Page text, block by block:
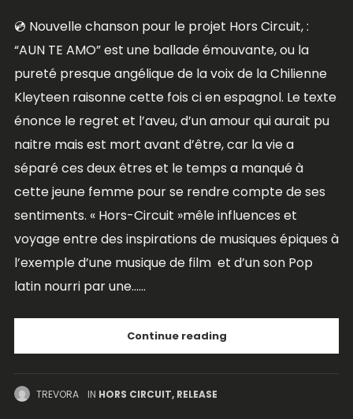
💿 Nouvelle chanson pour le projet Hors Circuit, :
“AUN TE AMO” est une ballade émouvante, ou la
pureté presque angélique de la voix de la Chilienne
Kleyteen raisonne cette fois ci en espagnol. Le texte
énonce le regret et l’aveu, d’un amour qui aurait pu
naitre mais est mort avant d’être, car la vie a
séparé ces deux êtres et le temps a manqué à
cette jeune femme pour se rendre compte de ses
sentiments. « Hors-Circuit »mêle influences et
voyage entre des inspirations de musiques épiques à
l’exemple d’une musique de film et d’un son Pop
latin nourri par une......
Continue reading
TREVORA IN HORS CIRCUIT, RELEASE